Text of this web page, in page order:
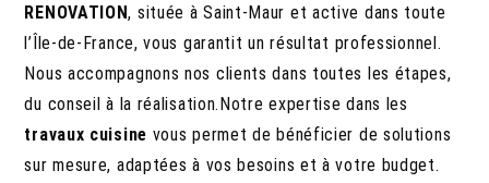
RENOVATION, située à Saint-Maur et active dans toute
l’Île-de-France, vous garantit un résultat professionnel.
Nous accompagnons nos clients dans toutes les étapes,
du conseil à la réalisation.Notre expertise dans les
travaux cuisine vous permet de bénéficier de solutions
sur mesure, adaptées à vos besoins et à votre budget.